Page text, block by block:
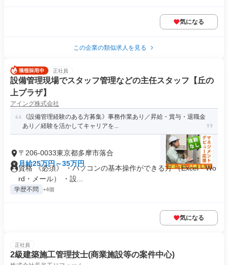
気になる
この企業の類似求人を見る
正社員
設備管理現場でスタッフ管理などの主任スタッフ【丘の
上プラザ】
アイング株式会社
《設備管理経験のある方募集》事務作業あり／昇給・賞与・退職金
あり／経験を活かしてキャリアを...
〒206-0033東京都多摩市落合
月給25万円～35万円
資格 《必須》 ・パソコンの基本操作ができる方 （Excel・Wo
rd・メール） ・設...
学歴不問 +4個
気になる
正社員
2級建築施工管理技士(商業施設等の案件中心)